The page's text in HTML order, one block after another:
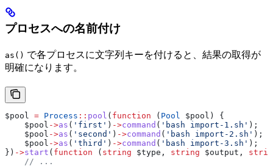
プロセスへの名前付け
as() で各プロセスに文字列キーを付けると、結果の取得が
明確になります。
$pool = Process :: pool ( function ( Pool $pool ) {
    $pool
->as ( 'first' ) ->command ( 'bash import-1.sh' );
    $pool
->as ( 'second' ) ->command ( 'bash import-2.sh' );
    $pool
->as ( 'third' ) ->command ( 'bash import-3.sh' );
}) ->start ( function ( string $type , string $output ,
    // ...